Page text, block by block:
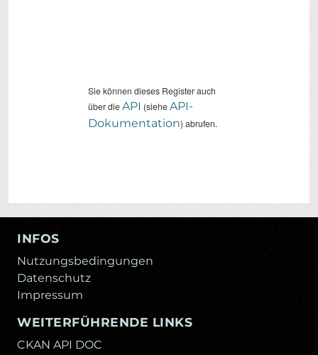
Sie können dieses Register auch
über dieAPI (sieheAPI-
Dokumentation) abrufen.
INFOS
Nutzungsbedingungen
Datenschutz
Impressum
WEITERFÜHRENDE LINKS
CKAN API DOC